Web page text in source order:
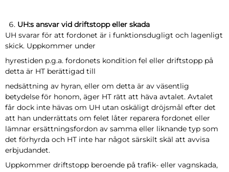
UH:s ansvar vid driftstopp eller skada
UH svarar för att fordonet är i funktionsdugligt och lagenligt
skick. Uppkommer under
hyrestiden p.g.a. fordonets kondition fel eller driftstopp på
detta är HT berättigad till
nedsättning av hyran, eller om detta är av väsentlig
betydelse för honom, äger HT rätt att häva avtalet. Avtalet
får dock inte hävas om UH utan oskäligt dröjsmål efter det
att han underrättats om felet låter reparera fordonet eller
lämnar ersättningsfordon av samma eller liknande typ som
det förhyrda och HT inte har något särskilt skäl att avvisa
erbjudandet.
Uppkommer driftstopp beroende på trafik- eller vagnskada,